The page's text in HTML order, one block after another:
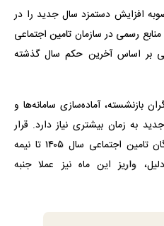
افزایش دستمزد سال جدید را در
رسمی در سازمان تامین اجتماعی
بر اساس آخرین حکم سال گذشته
بازنشسته، آماده‌سازی سامانه‌ها و
به زمان بیشتری نیاز دارد. قرار
است احکام نهایی حقوق بازنشستگان تامین اجتماعی سال ۱۴۰۵ تا نیمه
واریز این ماه نیز عملا جنبه